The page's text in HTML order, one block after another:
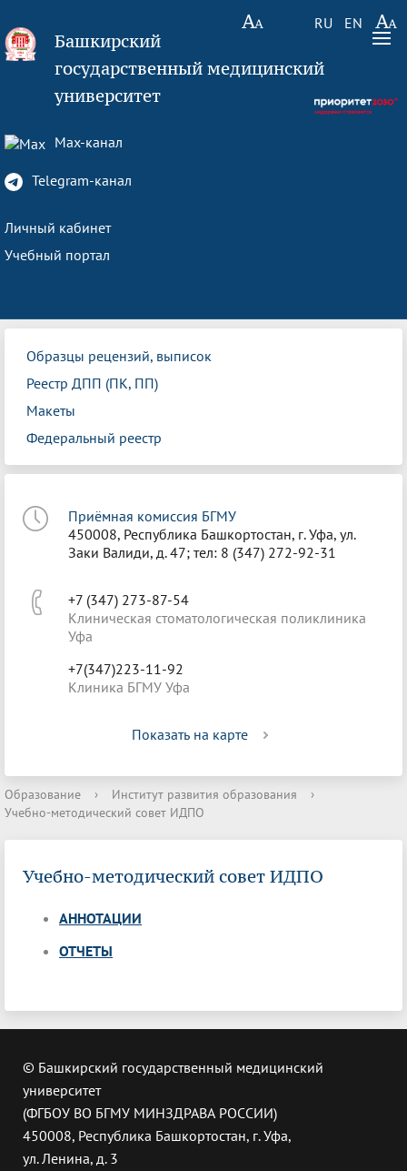
RU EN
Башкирский
государственный медицинский
университет
Max-канал
Telegram-канал
Личный кабинет
Учебный портал
Образцы рецензий, выписок
Реестр ДПП (ПК, ПП)
Макеты
Федеральный реестр
Приёмная комиссия БГМУ
450008, Республика Башкортостан, г. Уфа, ул.
Заки Валиди, д. 47; тел: 8 (347) 272-92-31
+7 (347) 273-87-54
Клиническая стоматологическая поликлиника
Уфа
+7(347)223-11-92
Клиника БГМУ Уфа
Показать на карте
Образование › Институт развития образования
›
Учебно-методический совет ИДПО
Учебно-методический совет ИДПО
АННОТАЦИИ
ОТЧЕТЫ
© Башкирский государственный медицинский
университет
(ФГБОУ ВО БГМУ МИНЗДРАВА РОССИИ)
450008, Республика Башкортостан, г. Уфа,
ул. Ленина, д. 3